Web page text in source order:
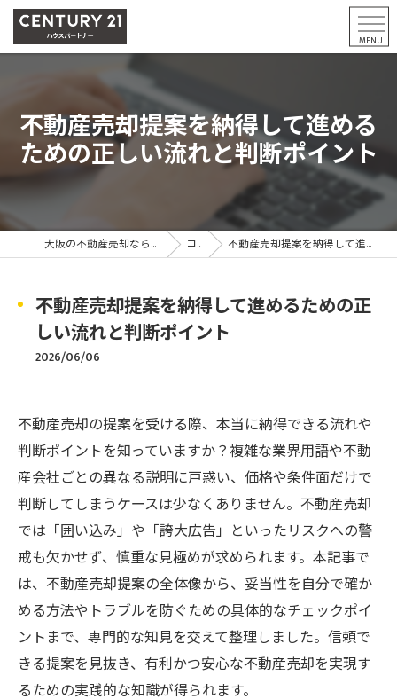
不動産売却提案を納得して進める
ための正しい流れと判断ポイント
大阪の不動産売却ならCENTURY21ハウスパートナー コラム 不動産売却提案を納得して進めるための正しい流れと判断ポイント
不動産売却提案を納得して進めるための正
しい流れと判断ポイント
2026/06/06
不動産売却の提案を受ける際、本当に納得できる流れや
判断ポイントを知っていますか？複雑な業界用語や不動
産会社ごとの異なる説明に戸惑い、価格や条件面だけで
判断してしまうケースは少なくありません。不動産売却
では「囲い込み」や「誇大広告」といったリスクへの警
戒も欠かせず、慎重な見極めが求められます。本記事で
は、不動産売却提案の全体像から、妥当性を自分で確か
める方法やトラブルを防ぐための具体的なチェックポイ
ントまで、専門的な知見を交えて整理しました。信頼で
きる提案を見抜き、有利かつ安心な不動産売却を実現す
るための実践的な知識が得られます。